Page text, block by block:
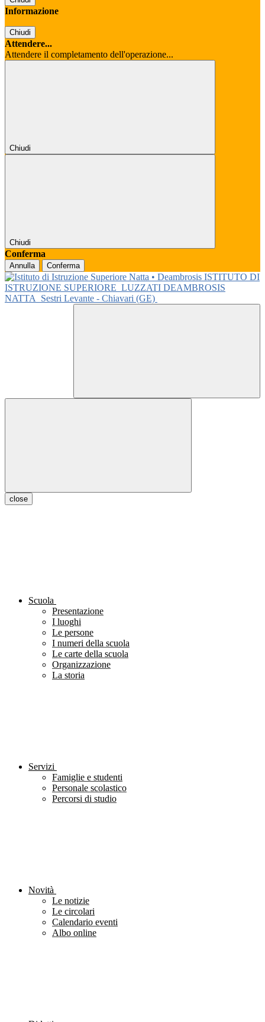
Informazione
Chiudi
Attendere...
Attendere il completamento dell'operazione...
Chiudi
Chiudi
Conferma
Annulla Conferma
ISTITUTO DI
ISTRUZIONE SUPERIORE LUZZATI DEAMBROSIS
NATTA
Sestri Levante - Chiavari (GE)
close
Scuola
Presentazione
I luoghi
Le persone
I numeri della scuola
Le carte della scuola
Organizzazione
La storia
Servizi
Famiglie e studenti
Personale scolastico
Percorsi di studio
Novità
Le notizie
Le circolari
Calendario eventi
Albo online